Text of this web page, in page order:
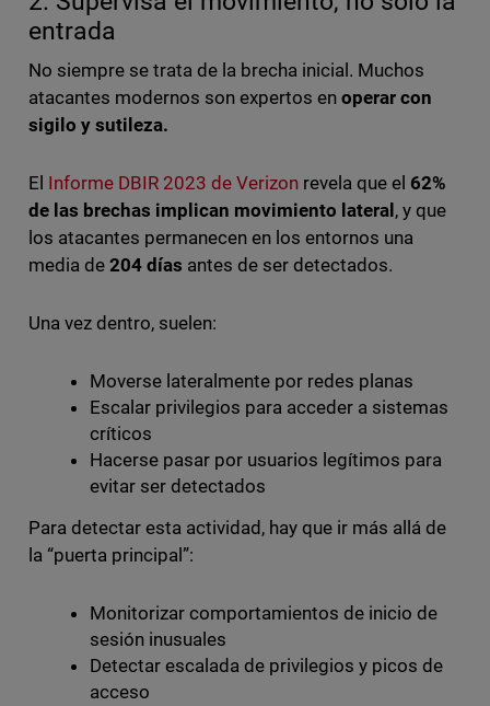
entrada
No siempre se trata de la brecha inicial. Muchos
atacantes modernos son expertos enoperar con
sigilo y sutileza.
El Informe DBIR 2023 de Verizon revela que el 62%
de las brechas implican movimiento lateral , y que
los atacantes permanecen en los entornos una
media de 204 días antes de ser detectados.
Una vez dentro, suelen:
Moverse lateralmente por redes planas
Escalar privilegios para acceder a sistemas
críticos
Hacerse pasar por usuarios legítimos para
evitar ser detectados
Para detectar esta actividad, hay que ir más allá de
la “puerta principal”:
Monitorizar comportamientos de inicio de
sesión inusuales
Detectar escalada de privilegios y picos de
acceso